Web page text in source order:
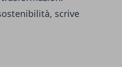
scrive